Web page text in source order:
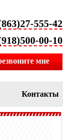
555-42
00-10
мне
Контакты